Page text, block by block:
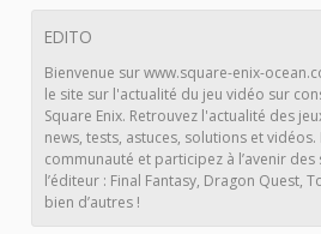
EDITO
Bienvenue sur www.square-enix-
le site sur l'actualité du jeu vidéo sur
Square Enix. Retrouvez l'actualité des
news, tests, astuces, solutions et
communauté et participez à l’avenir
l’éditeur : Final Fantasy, Dragon Quest,
bien d’autres !